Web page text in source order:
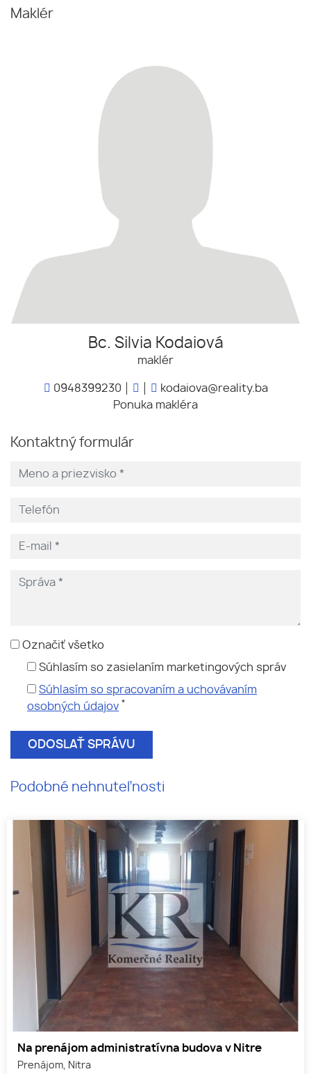
Maklér
Bc. Silvia Kodaiová
maklér
0948399230
kodaiova@reality.ba
Ponuka makléra
Kontaktný formulár
Označiť všetko
Súhlasím so zasielaním marketingových správ
Súhlasím so spracovaním a uchovávaním
osobných údajov *
Podobné nehnuteľnosti
Na prenájom administratívna budova v Nitre
Prenájom, Nitra